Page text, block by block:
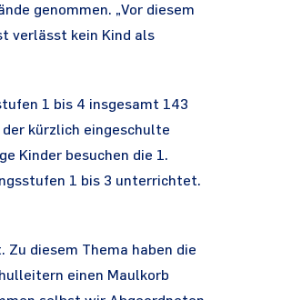
genommen. „Vor diesem
verlässt kein Kind als
1 bis 4 insgesamt 143
kürzlich eingeschulte
Kinder besuchen die 1.
1 bis 3 unterrichtet.
diesem Thema haben die
einen Maulkorb